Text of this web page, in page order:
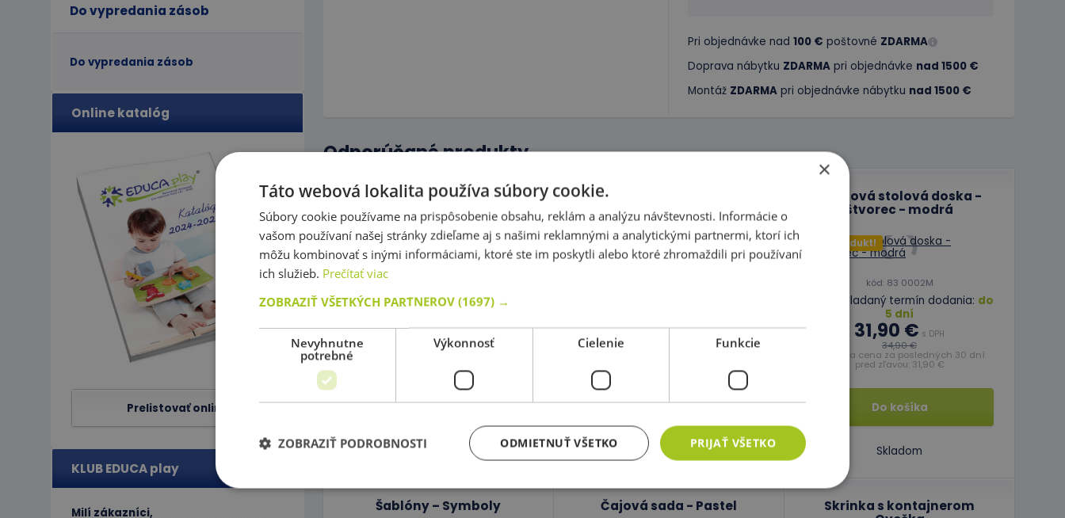
Do vypredania zásob
Do vypredania zásob
Online katalóg
Prelistovať online
KLUB EDUCA play
Milí zákazníci,
Pri objednávke nad 100 € poštovné ZDARMA
Doprava nábytku ZDARMA pri objednávke nad 1500 €
Montáž ZDARMA pri objednávke nábytku nad 1500 €
Odporúčané produkty
Regulovateľné nohy, 56 cm
- Kovové, sada 4 ks - žlté
Predpokladaný termín dodania:
31,90 €
36,90 €
Najnižšia cena za posledných 30 dní
Do košíka
Skladom 4 ks
Predpokladaný termín dodania:do
Do košíka
Skladom 0 ks
Plastová stolová doska -
štvorec - modrá
Top produkt!
kód: 83 0002M
Predpokladaný termín dodania: do
5 dní
31,90 € s DPH
34,90 €
Najnižšia cena za posledných 30 dní
pred zľavou: 31,90 €
Do košíka
Skladom
Šablóny – Symboly Čajová sada - Pastel
Skrinka s kontajnerom
×
Táto webová lokalita používa súbory cookie.
Súbory cookie používame na prispôsobenie obsahu, reklám a analýzu návštevnosti. Informácie o
vašom používaní našej stránky zdieľame aj s našimi reklamnými a analytickými partnermi, ktorí ich
môžu kombinovať s inými informáciami, ktoré ste im poskytli alebo ktoré zhromaždili pri používaní
ich služieb. Prečítať viac
ZOBRAZIŤ VŠETKÝCH PARTNEROV (1697) →
Nevyhnutne
potrebné
Výkonnosť Cielenie Funkcie
PRIJAŤ VŠETKO
ODMIETNUŤ VŠETKO
ZOBRAZIŤ PODROBNOSTI